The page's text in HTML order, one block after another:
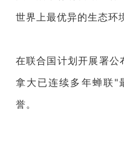
世界上最优异的生态环
在联合国计划开展署公
拿大已连续多年蝉联"
誉。